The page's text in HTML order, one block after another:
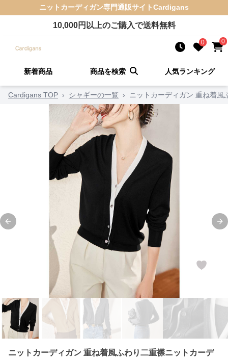
ニットカーディガン専門通販サイトCardigans
10,000円以上のご購入で送料無料
0 0
新着商品 商品を検索 人気ランキング
Cardigans TOP › シャギーの一覧 › ニットカーディガン 重ね着
Previous slide
ニットカーディガン 重ね着風ふわり二重襟ニットカーデ